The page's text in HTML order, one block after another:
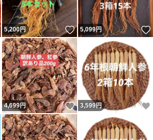
いいね！
5,200円 いいね！
5,099円
いいね！
4,699円 いいね！
3,599円